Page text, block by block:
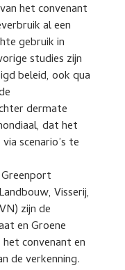
het convenant
al een
gebruik in
studies zijn
beleid, ook qua
dermate
dat het
scenario’s te
Visserij,
zijn de
en Groene
convenant en
de verkenning.